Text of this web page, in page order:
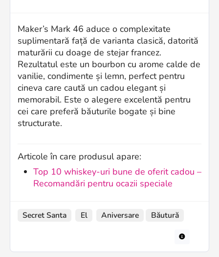
Maker’s Mark 46 aduce o complexitate
suplimentară față de varianta clasică, datorită
maturării cu doage de stejar francez.
Rezultatul este un bourbon cu arome calde de
vanilie, condimente și lemn, perfect pentru
cineva care caută un cadou elegant și
memorabil. Este o alegere excelentă pentru
cei care preferă băuturile bogate și bine
structurate.
Articole în care produsul apare:
Top 10 whiskey-uri bune de oferit cadou –
Recomandări pentru ocazii speciale
Secret Santa El Aniversare Băutură